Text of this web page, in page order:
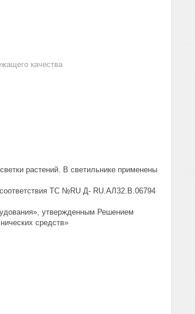
качества
растений. В светильнике применены
соответствия ТС №RU Д- RU.АЛ32.В.06794
утвержденным Решением
средств»